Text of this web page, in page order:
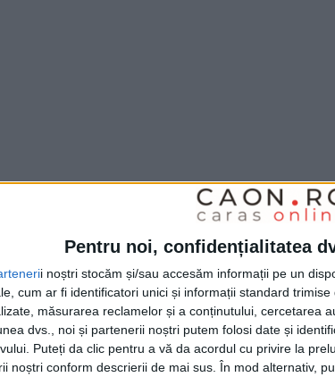
Pentru noi, confidențialitatea
i noștri stocăm și/sau accesăm informații pe un
cum ar fi identificatori unici și informații standard
măsurarea reclamelor și a conținutului, cercetarea
dvs., noi și partenerii noștri putem folosi date și
Puteți da clic pentru a vă da acordul cu privire la
noștri conform descrierii de mai sus. În mod alternativ,